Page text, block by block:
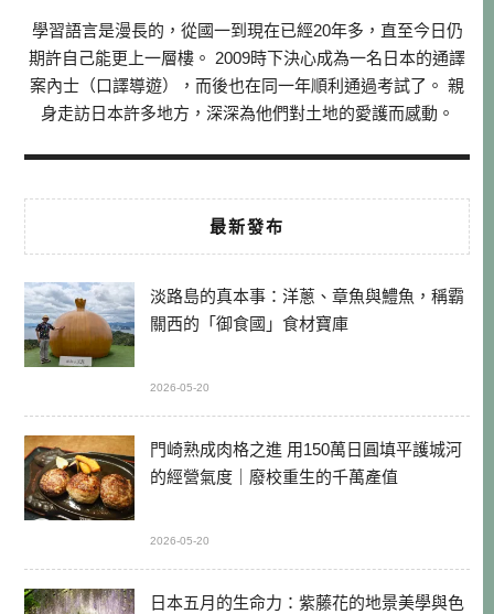
學習語言是漫長的，從國一到現在已經20年多，直至今日仍
期許自己能更上一層樓。 2009時下決心成為一名日本的通譯
案內士（口譯導遊），而後也在同一年順利通過考試了。 親
身走訪日本許多地方，深深為他們對土地的愛護而感動。
最新發布
淡路島的真本事：洋蔥、章魚與鱧魚，稱霸
關西的「御食國」食材寶庫
2026-05-20
門崎熟成肉格之進 用150萬日圓填平護城河
的經營氣度｜廢校重生的千萬產值
2026-05-20
日本五月的生命力：紫藤花的地景美學與色